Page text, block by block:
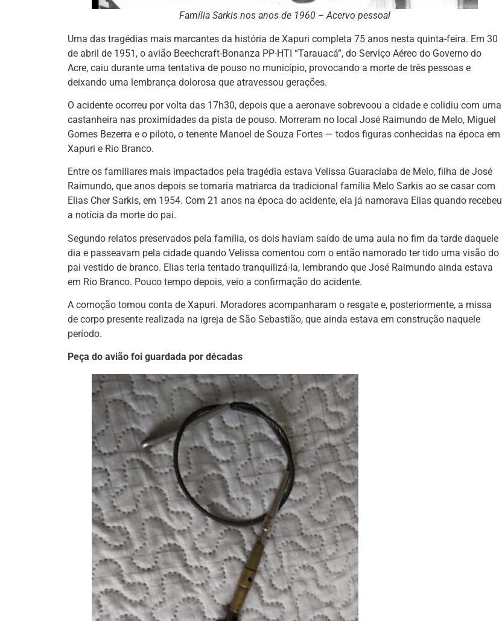
Família Sarkis nos anos de 1960 – Acervo pessoal
Uma das tragédias mais marcantes da história de Xapuri completa 75 anos nesta quinta-feira. Em 30
de abril de 1951, o avião Beechcraft-Bonanza PP-HTI “Tarauacá”, do Serviço Aéreo do Governo do
Acre, caiu durante uma tentativa de pouso no município, provocando a morte de três pessoas e
deixando uma lembrança dolorosa que atravessou gerações.
O acidente ocorreu por volta das 17h30, depois que a aeronave sobrevoou a cidade e colidiu com uma
castanheira nas proximidades da pista de pouso. Morreram no local José Raimundo de Melo, Miguel
Gomes Bezerra e o piloto, o tenente Manoel de Souza Fortes — todos figuras conhecidas na época em
Xapuri e Rio Branco.
Entre os familiares mais impactados pela tragédia estava Velissa Guaraciaba de Melo, filha de José
Raimundo, que anos depois se tornaria matriarca da tradicional família Melo Sarkis ao se casar com
Elias Cher Sarkis, em 1954. Com 21 anos na época do acidente, ela já namorava Elias quando recebeu
a notícia da morte do pai.
Segundo relatos preservados pela família, os dois haviam saído de uma aula no fim da tarde daquele
dia e passeavam pela cidade quando Velissa comentou com o então namorado ter tido uma visão do
pai vestido de branco. Elias teria tentado tranquilizá-la, lembrando que José Raimundo ainda estava
em Rio Branco. Pouco tempo depois, veio a confirmação do acidente.
A comoção tomou conta de Xapuri. Moradores acompanharam o resgate e, posteriormente, a missa
de corpo presente realizada na igreja de São Sebastião, que ainda estava em construção naquele
período.
Peça do avião foi guardada por décadas